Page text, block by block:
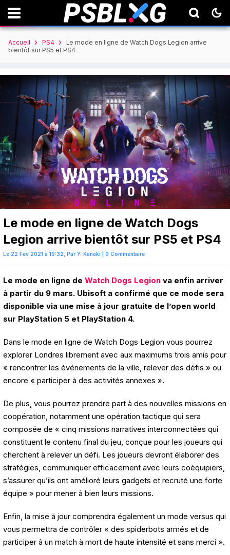
Accueil PS4
Le mode en ligne de Watch Dogs Legion arrive
bientôt sur PS5 et PS4
Le mode en ligne de Watch Dogs
Legion arrive bientôt sur PS5 et PS4
Le 22 Fév 2021 à 19:32, Par Y. Kaneki 0 Commentaire
Le mode en ligne de Watch Dogs Legion va enfin arriver
à partir du 9 mars. Ubisoft a confirmé que ce mode sera
disponible via une mise à jour gratuite de l’open world
sur PlayStation 5 et PlayStation 4.
Dans le mode en ligne de Watch Dogs Legion vous pourrez
explorer Londres librement avec aux maximums trois amis pour
« rencontrer les événements de la ville, relever des défis » ou
encore « participer à des activités annexes ».
De plus, vous pourrez prendre part à des nouvelles missions en
coopération, notamment une opération tactique qui sera
composée de « cinq missions narratives interconnectées qui
constituent le contenu final du jeu, conçue pour les joueurs qui
cherchent à relever un défi. Les joueurs devront élaborer des
stratégies, communiquer efficacement avec leurs coéquipiers,
s’assurer qu’ils ont amélioré leurs gadgets et recruté une forte
équipe » pour mener à bien leurs missions.
Enfin, la mise à jour comprendra également un mode versus qui
vous permettra de contrôler « des spiderbots armés et de
participer à un match à mort de haute intensité et sans merci ».